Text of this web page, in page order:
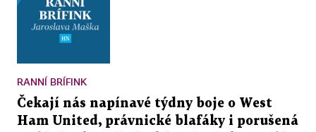
RANNÍ BRÍFINK
Čekají nás napínavé týdny boje o West
Ham United, právnické blafáky i porušená